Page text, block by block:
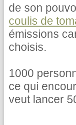
de son
coulis de
émissions
choisis.
1000
ce qui
veut lancer